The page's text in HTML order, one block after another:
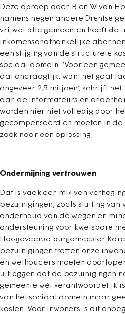
Deze oproep doen B en W van
namens negen andere Drentse
vrijwel alle gemeenten heeft de
inkomensonafhankelijke
een stijging van de structurele
sociaal domein. ‘Voor een
dat ondraaglijk, want het gaat
ongeveer 2,5 miljoen’, schrijft
aan de informateurs en
worden hier niet volledig door
gecompenseerd en moeten in
zoek naar een oplossing.
Ondermijning vertrouwen
Dat is vaak een mix van
bezuinigingen, zoals sluiting van
onderhoud van de wegen en
ondersteuning voor kwetsbare
Hoogeveense burgemeester
bezuinigingen treffen onze
en wethouders moeten
uitleggen dat de bezuinigingen
gemeente wél verantwoordelijk
van het sociaal domein maar
kosten. Voor inwoners is dit